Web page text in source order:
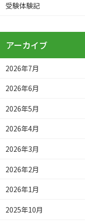
受験体験記
アーカイブ
2026年7月
2026年6月
2026年5月
2026年4月
2026年3月
2026年2月
2026年1月
2025年10月